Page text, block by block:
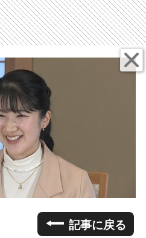
記事に戻る